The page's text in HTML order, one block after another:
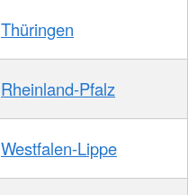
Thüringen
Rheinland-Pfalz
Westfalen-Lippe